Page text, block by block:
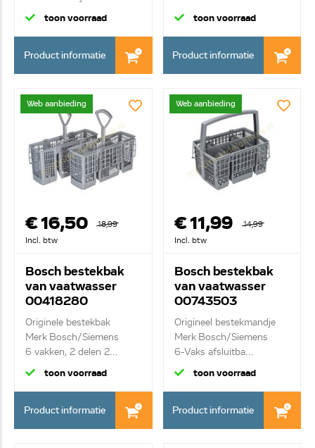
toon voorraad
Product informatie
toon voorraad
Product informatie
Web aanbieding
€ 16,50
18,99
Incl. btw
Bosch bestekbak
van vaatwasser
00418280
Originele bestekbak
Merk Bosch/Siemens
6 vakken, 2 delen 2...
toon voorraad
Product informatie
Web aanbieding
€ 11,99
14,99
Incl. btw
Bosch bestekbak
van vaatwasser
00743503
Origineel bestekmandje
Merk Bosch/Siemens
6-Vaks afsluitba...
toon voorraad
Product informatie